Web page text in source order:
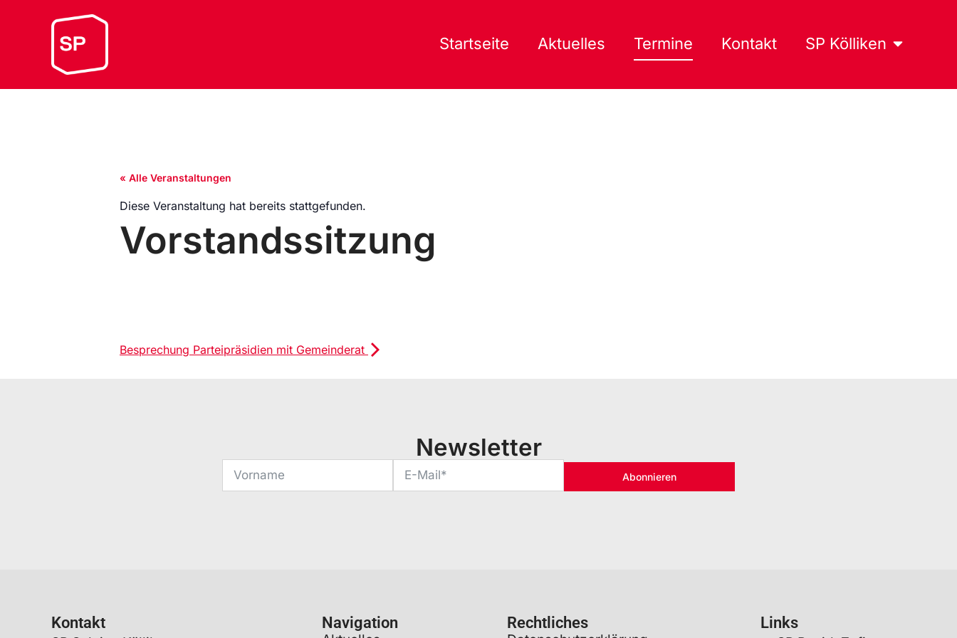
Startseite Aktuelles Termine Kontakt SP Kölliken
« Alle Veranstaltungen
Diese Veranstaltung hat bereits stattgefunden.
Vorstandssitzung
Besprechung Parteipräsidien mit Gemeinderat
Newsletter
Abonnieren
Kontakt Navigation Rechtliches Links